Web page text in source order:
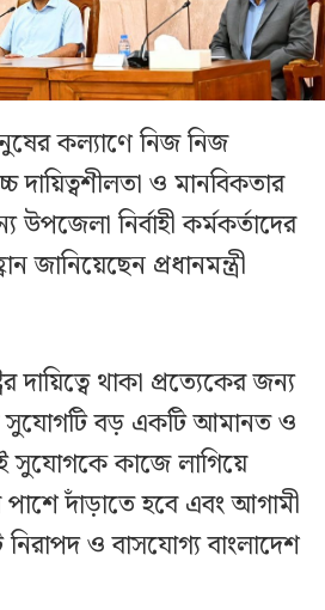
কল্যাণে নিজ নিজ
দায়িত্বশীলতা ও মানবিকতার
নির্বাহী কর্মকর্তাদের
জানিয়েছেন প্রধানমন্ত্রী
দায়িত্বে থাকা প্রত্যেকের জন্য
সুযোগটি বড় একটি আমানত ও
সুযোগকে কাজে লাগিয়ে
দাঁড়াতে হবে এবং আগামী
ও বাসযোগ্য বাংলাদেশ